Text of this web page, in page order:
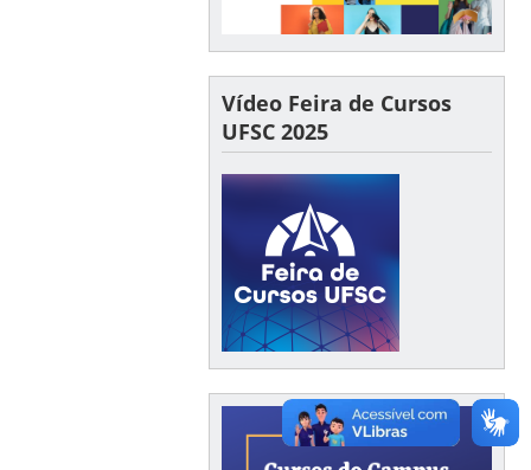
Vídeo Feira de Cursos
UFSC 2025